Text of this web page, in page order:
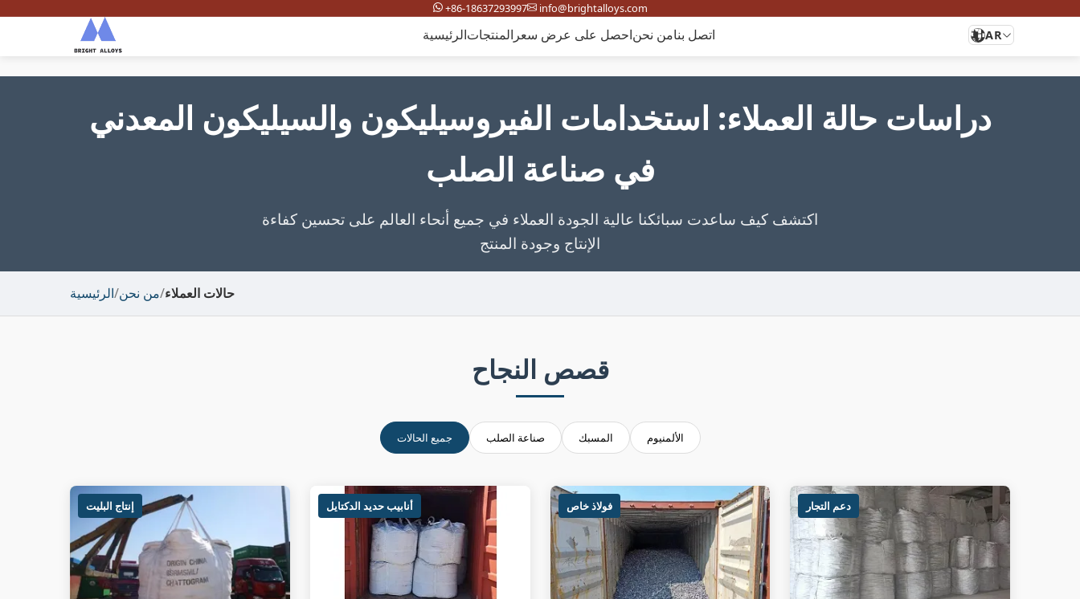
+86-18637293997 info@brightalloys.com
الرئيسيةالمنتجات احصل على عرض سعرمن نحناتصل بنا AR
دراسات حالة العملاء: استخدامات الفيروسيليكون والسيليكون المعدني
في صناعة الصلب
اكتشف كيف ساعدت سبائكنا عالية الجودة العملاء في جميع أنحاء العالم على تحسين كفاءة
الإنتاج وجودة المنتج
الرئيسية/من نحن/حالات العملاء
قصص النجاح
جميع الحالات صناعة الصلب المسبك الألمنيوم
إنتاج البليت أنابيب حديد الدكتايل فولاذ خاص دعم التجار